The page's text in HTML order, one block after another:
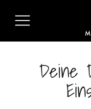
Deine